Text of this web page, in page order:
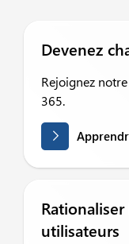
Devenez
Rejoignez
365.
utilisateurs